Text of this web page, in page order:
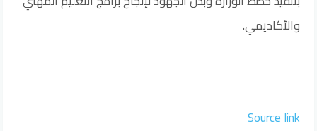
والأكاديمي.
Source link